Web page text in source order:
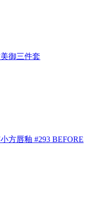
御三件套
方唇釉 #293 BEFORE